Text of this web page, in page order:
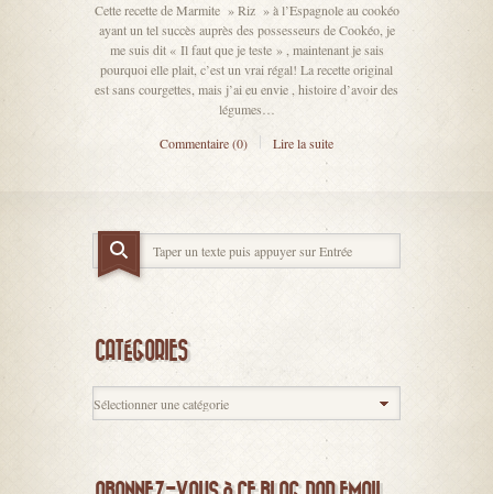
Cette recette de Marmite » Riz » à l’Espagnole au cookéo
ayant un tel succès auprès des possesseurs de Cookéo, je
me suis dit « Il faut que je teste » , maintenant je sais
pourquoi elle plait, c’est un vrai régal! La recette original
est sans courgettes, mais j’ai eu envie , histoire d’avoir des
légumes…
Commentaire (0)
Lire la suite
CATÉGORIES